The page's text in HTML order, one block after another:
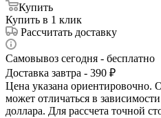
Купить
Купить в 1 клик
Рассчитать доставку
Самовывоз сегодня - бесплатно
Доставка завтра - 390 ₽
Цена указана ориентировочно.
может отличаться в
доллара. Для рассчета точной